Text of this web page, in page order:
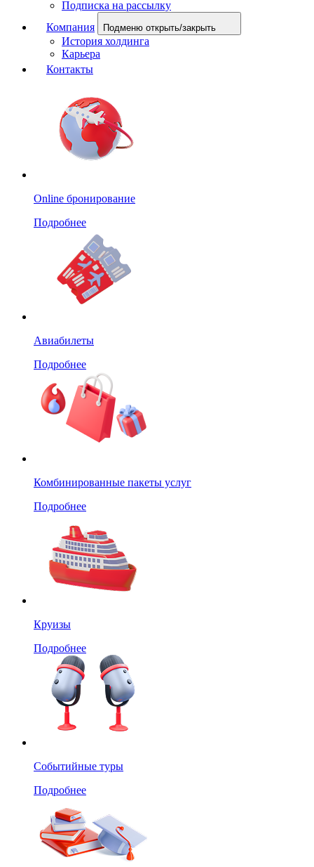
Подписка на рассылку
Компания
Подменю открыть/закрыть
История холдинга
Карьера
Контакты
Online бронирование
Подробнее
Авиабилеты
Подробнее
Комбинированные пакеты услуг
Подробнее
Круизы
Подробнее
Событийные туры
Подробнее